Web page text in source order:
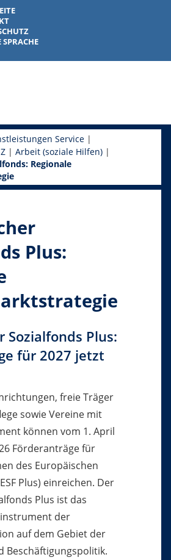
SPRACHE
Service|
| Arbeit (soziale Hilfen)|
Regionale
Plus:
Sozialfonds Plus:
für 2027 jetzt
freie Träger
sowie Vereine mit
können vom 1. April
Förderanträge für
des Europäischen
Plus) einreichen. Der
Plus ist das
der
auf dem Gebiet der
Beschäftigungspolitik.